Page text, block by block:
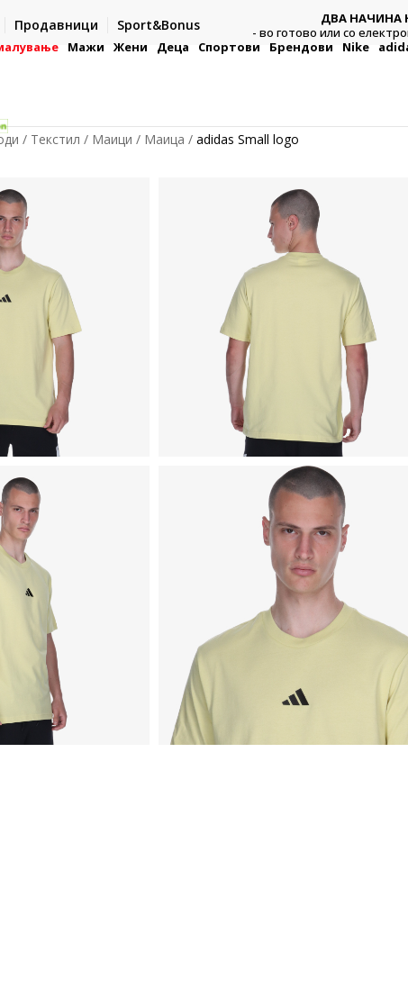
Продавници Sport&Bonus
ДВА НАЧИНА НА ПЛАЌАЊЕ
или со електронска платежна картичка.
Платете со
Мажи Жени Деца Спортови Брендови Nike
Текстил Маици Маица adidas Small logo